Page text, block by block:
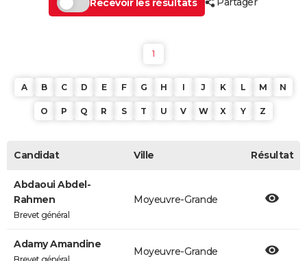
Recevoir les résultats
1
A B C D E F G H I J K L M N
O P Q R S T U V W X Y Z
Candidat Ville Résultat
Abdaoui Abdel-
Rahmen
Brevet général
Moyeuvre-Grande
Adamy Amandine
Moyeuvre-Grande